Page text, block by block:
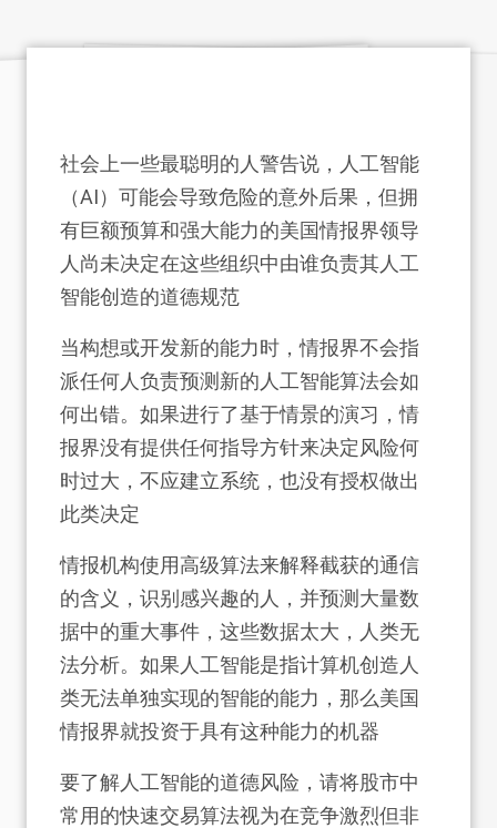
社会上一些最聪明的人警告说，人工智能
（AI）可能会导致危险的意外后果，但拥
有巨额预算和强大能力的美国情报界领导
人尚未决定在这些组织中由谁负责其人工
智能创造的道德规范
当构想或开发新的能力时，情报界不会指
派任何人负责预测新的人工智能算法会如
何出错。如果进行了基于情景的演习，情
报界没有提供任何指导方针来决定风险何
时过大，不应建立系统，也没有授权做出
此类决定
情报机构使用高级算法来解释截获的通信
的含义，识别感兴趣的人，并预测大量数
据中的重大事件，这些数据太大，人类无
法分析。如果人工智能是指计算机创造人
类无法单独实现的智能的能力，那么美国
情报界就投资于具有这种能力的机器
要了解人工智能的道德风险，请将股市中
常用的快速交易算法视为在竞争激烈但非